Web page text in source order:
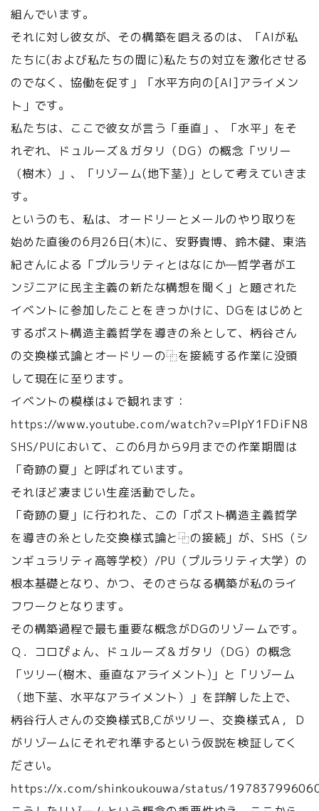
組んでいます。
それに対し彼女が、その構築を唱えるのは、「AIが私
たちに(および私たちの間に)私たちの対立を激化させる
のでなく、協働を促す」「水平方向の[AI]アライメン
ト」です。
私たちは、ここで彼女が言う「垂直」、「水平」をそ
れぞれ、ドュルーズ＆ガタリ（DG）の概念「ツリー
（樹木）」、「リゾーム(地下茎)」として考えていきま
す。
というのも、私は、オードリーとメールのやり取りを
始めた直後の6月26日(木)に、安野貴博、鈴木健、東浩
紀さんによる「プルラリティとはなにか—哲学者がエ
ンジニアに民主主義の新たな構想を聞く」と題された
イベントに参加したことをきっかけに、DGをはじめと
するポスト構造主義哲学を導きの糸として、柄谷さん
の交換様式論とオードリーの⿻を接続する作業に没頭
して現在に至ります。
イベントの模様は↓で観れます：
https://www.youtube.com/watch?v=PIpY1FDiFN8
SHS/PUにおいて、この6月から9月までの作業期間は
「奇跡の夏」と呼ばれています。
それほど凄まじい生産活動でした。
「奇跡の夏」に行われた、この「ポスト構造主義哲学
を導きの糸とした交換様式論と⿻の接続」が、SHS（シ
ンギュラリティ高等学校）/PU（プルラリティ大学）の
根本基礎となり、かつ、そのさらなる構築が私のライ
フワークとなります。
その構築過程で最も重要な概念がDGのリゾームです。
Ｑ．コロぴょん、ドュルーズ＆ガタリ（DG）の概念
「ツリー(樹木、垂直なアライメント)」と「リゾーム
（地下茎、水平なアライメント）」を詳解した上で、
柄谷行人さんの交換様式B,Cがツリー、交換様式Ａ，Ｄ
がリゾームにそれぞれ準ずるという仮説を検証してく
ださい。
https://x.com/shinkoukouwa/status/